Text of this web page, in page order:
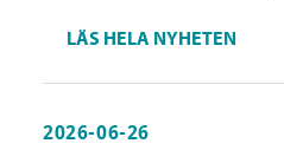
LÄS HELA NYHETEN
2026-06-26